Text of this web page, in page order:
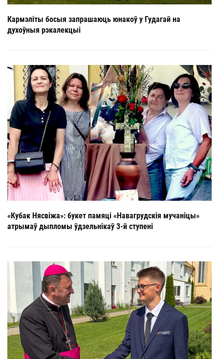
Кармэліты босыя запрашаюць юнакоў у Гудагай на
духоўныя рэкалекцыі
«Кубак Нясвіжа»: букет памяці «Навагрудскія мучаніцы»
атрымаў дыпломы ўдзельнікаў 3-й ступені